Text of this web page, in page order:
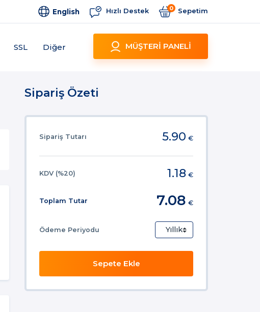
English Hızlı Destek 0 Sepetim
SSL Diğer MÜŞTERİ PANELİ
Sipariş Özeti
Sipariş Tutarı 5.90 €
KDV (%20) 1.18 €
Toplam Tutar 7.08 €
Ödeme Periyodu
Sepete Ekle